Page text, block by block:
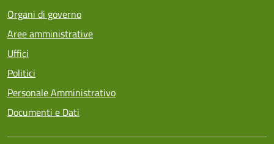
Organi di governo
Aree amministrative
Uffici
Politici
Personale Amministrativo
Documenti e Dati